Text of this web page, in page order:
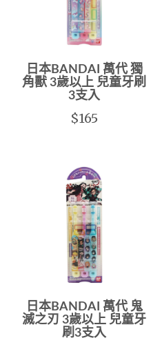
日本BANDAI 萬代 獨
角獸 3歲以上 兒童牙刷
3支入
$165
日本BANDAI 萬代 鬼
滅之刃 3歲以上 兒童牙
刷3支入